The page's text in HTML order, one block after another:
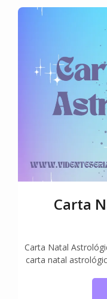
Carta
Carta Natal
carta natal